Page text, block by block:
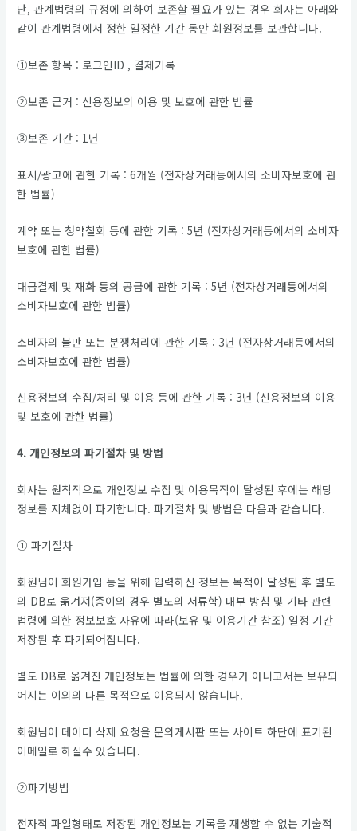
단, 관계법령의 규정에 의하여 보존할 필요가 있는 경우 회사는 아래와
같이 관계법령에서 정한 일정한 기간 동안 회원정보를 보관합니다.
①보존 항목 : 로그인ID , 결제기록
②보존 근거 : 신용정보의 이용 및 보호에 관한 법률
③보존 기간 : 1년
표시/광고에 관한 기록 : 6개월 (전자상거래등에서의 소비자보호에 관
한 법률)
계약 또는 청약철회 등에 관한 기록 : 5년 (전자상거래등에서의 소비자
보호에 관한 법률)
대금결제 및 재화 등의 공급에 관한 기록 : 5년 (전자상거래등에서의
소비자보호에 관한 법률)
소비자의 불만 또는 분쟁처리에 관한 기록 : 3년 (전자상거래등에서의
소비자보호에 관한 법률)
신용정보의 수집/처리 및 이용 등에 관한 기록 : 3년 (신용정보의 이용
및 보호에 관한 법률)
4. 개인정보의 파기절차 및 방법
회사는 원칙적으로 개인정보 수집 및 이용목적이 달성된 후에는 해당
정보를 지체없이 파기합니다. 파기절차 및 방법은 다음과 같습니다.
① 파기절차
회원님이 회원가입 등을 위해 입력하신 정보는 목적이 달성된 후 별도
의 DB로 옮겨져(종이의 경우 별도의 서류함) 내부 방침 및 기타 관련
법령에 의한 정보보호 사유에 따라(보유 및 이용기간 참조) 일정 기간
저장된 후 파기되어집니다.
별도 DB로 옮겨진 개인정보는 법률에 의한 경우가 아니고서는 보유되
어지는 이외의 다른 목적으로 이용되지 않습니다.
회원님이 데이터 삭제 요청을 문의게시판 또는 사이트 하단에 표기된
이메일로 하실수 있습니다.
②파기방법
전자적 파일형태로 저장된 개인정보는 기록을 재생할 수 없는 기술적